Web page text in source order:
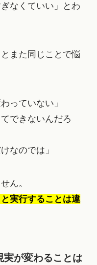
なくていい」とわ
また同じことで悩
っていない」
できないんだろ
なのでは」
ん。
実行することは違
実が変わることは